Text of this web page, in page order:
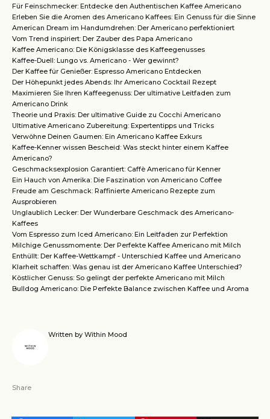
Für Feinschmecker: Entdecke den Authentischen Kaffee Americano
Erleben Sie die Aromen des Americano Kaffees: Ein Genuss für die Sinne
American Dream im Handumdrehen: Der Americano perfektioniert
Vom Trend inspiriert: Der Zauber des Papa Americano
Kaffee Americano: Die Königsklasse des Kaffeegenusses
Kaffee-Duell: Lungo vs. Americano - Wer gewinnt?
Der Kaffee für Genießer: Espresso Americano Entdecken
Der Höhepunkt jedes Abends: Ihr Americano Cocktail Rezept
Maximieren Sie Ihren Kaffeegenuss: Der ultimative Leitfaden zum
Americano Drink
Theorie und Praxis: Der ultimative Guide zu Cocchi Americano
Ultimative Americano Zubereitung: Expertentipps und Tricks
Verwöhne Deinen Gaumen: Ein Americano Kaffee Exkurs
Kaffee-Kenner wissen Bescheid: Was steckt hinter einem Kaffee
Americano?
Geschmacksexplosion Garantiert: Caffè Americano für Kenner
Ein Hauch von Amerika: Die Faszination von Americano Coffee
Freude am Geschmack: Raffinierte Americano Rezepte zum
Ausprobieren
Unglaublich Lecker: Der Wunderbare Geschmack des Americano-
Kaffees
Vom Espresso zum Iced Americano: Ein Leitfaden zur Perfektion
Milchige Genussmomente: Der Perfekte Kaffee Americano mit Milch
Enthüllt: Der Kaffee-Wettkampf - Unterschied Kaffee und Americano
Klarheit schaffen: Was genau ist der Americano Kaffee Unterschied?
Köstlicher Genuss: So gelingt der perfekte Americano mit Milch
Bulldog Americano: Die Perfekte Balance zwischen Kaffee und Aroma
Written by Within Mood
Share